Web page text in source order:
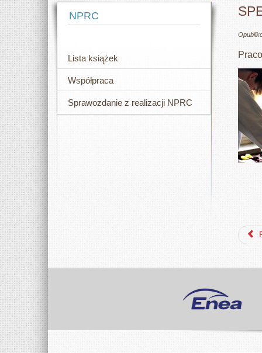
NPRC
Lista książek
Współpraca
Sprawozdanie z realizacji NPRC